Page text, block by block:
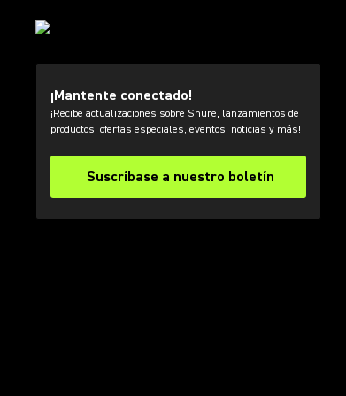
¡Mantente conectado!
¡Recibe actualizaciones sobre Shure, lanzamientos de
productos, ofertas especiales, eventos, noticias y más!
Suscríbase a nuestro boletín